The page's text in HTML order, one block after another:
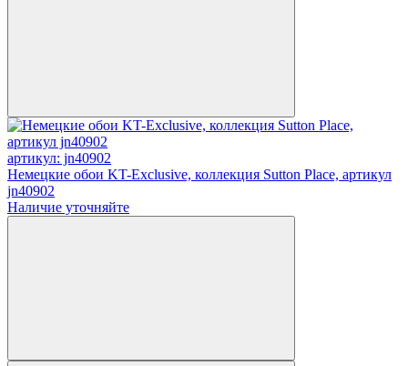
артикул: jn40902
Немецкие обои KT-Exclusive, коллекция Sutton Place, артикул
jn40902
Наличие уточняйте